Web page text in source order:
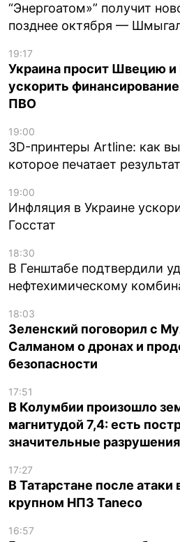
“Энергоатом»” получит
позднее октября —
19:17
Украина просит Швецию и
ускорить
ПВО
19:00
3D-принтеры Artline: как
которое печатает
19:00
Инфляция в Украине
Госстат
18:30
В Генштабе подтвердили
нефтехимическому
18:03
Зеленский поговорил с
Салманом о дронах и
безопасности
17:51
В Колумбии произошло
магнитудой 7,4: есть
значительные разрушения
17:27
В Татарстане после
крупном НПЗ Taneco
16:57